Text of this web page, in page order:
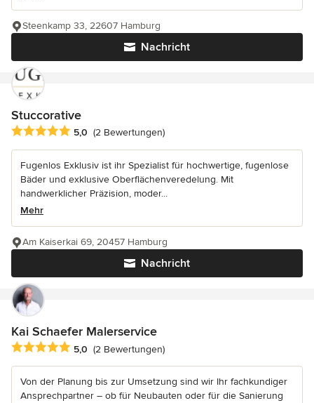
Nachricht
Steenkamp 33, 22607 Hamburg
Stuccorative
Durchschnittliche Bewertung: 5 von 5 Sternen
5,0 (2 Bewertungen)
Fugenlos Exklusiv ist ihr Spezialist für hochwertige, fugenlose
Bäder und exklusive Oberflächenveredelung. Mit
handwerklicher Präzision, moder...
Mehr
Nachricht
Am Kaiserkai 69, 20457 Hamburg
Kai Schaefer Malerservice
Durchschnittliche Bewertung: 5 von 5 Sternen
5,0 (2 Bewertungen)
Von der Planung bis zur Umsetzung sind wir Ihr fachkundiger
Ansprechpartner – ob für Neubauten oder für die Sanierung